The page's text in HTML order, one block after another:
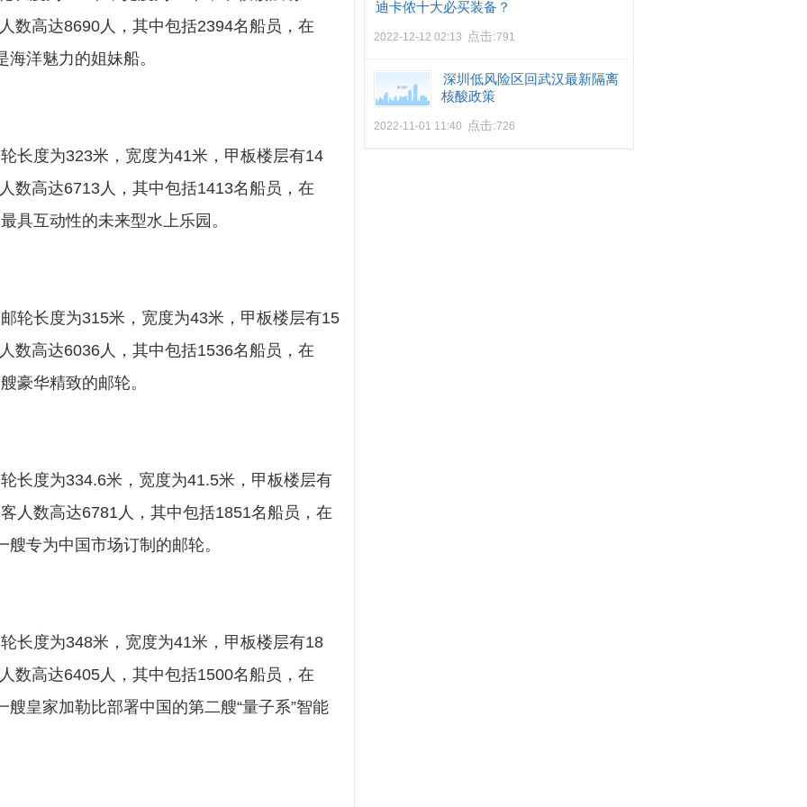
数高达8690人，其中包括2394名船员，在
洋魅力的姐妹船。
长度为323米，宽度为41米，甲板楼层有14
数高达6713人，其中包括1413名船员，在
具互动性的未来型水上乐园。
轮长度为315米，宽度为43米，甲板楼层有15
数高达6036人，其中包括1536名船员，在
豪华精致的邮轮。
长度为334.6米，宽度为41.5米，甲板楼层有
人数高达6781人，其中包括1851名船员，在
专为中国市场订制的邮轮。
长度为348米，宽度为41米，甲板楼层有18
数高达6405人，其中包括1500名船员，在
皇家加勒比部署中国的第二艘“量子系”智能
迪卡侬十大必买装备？
2022-12-12 02:13 点击:791
深圳低风险区回武汉最新隔离
核酸政策
2022-11-01 11:40 点击:726